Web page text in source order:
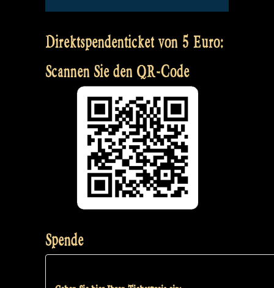
Direktspendenticket von 5 Euro:
Scannen Sie den QR-Code
Spende